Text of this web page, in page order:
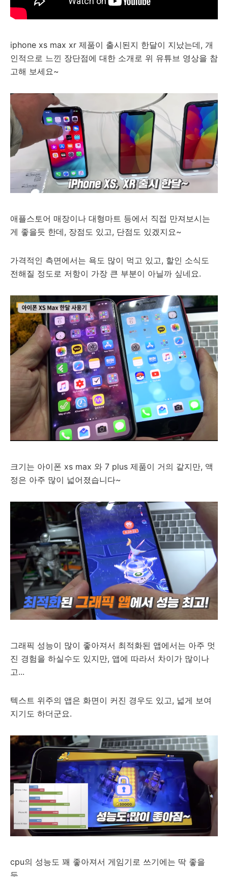
iphone xs max xr 제품이 출시된지 한달이 지났는데, 개
인적으로 느낀 장단점에 대한 소개로 위 유튜브 영상을 참
고해 보세요~
애플스토어 매장이나 대형마트 등에서 직접 만져보시는
게 좋을듯 한데, 장점도 있고, 단점도 있겠지요~
가격적인 측면에서는 욕도 많이 먹고 있고, 할인 소식도
전해질 정도로 저항이 가장 큰 부분이 아닐까 싶네요.
크기는 아이폰 xs max 와 7 plus 제품이 거의 같지만, 액
정은 아주 많이 넓어졌습니다~
그래픽 성능이 많이 좋아져서 최적화된 앱에서는 아주 멋
진 경험을 하실수도 있지만, 앱에 따라서 차이가 많이나
고...
텍스트 위주의 앱은 화면이 커진 경우도 있고, 넓게 보여
지기도 하더군요.
cpu의 성능도 꽤 좋아져서 게임기로 쓰기에는 딱 좋을
듯...